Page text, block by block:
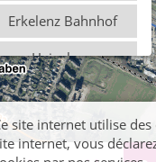
Erkelenz Bahnhof
Heinsberg
Busbahnhof
site internet utilise
internet, vous